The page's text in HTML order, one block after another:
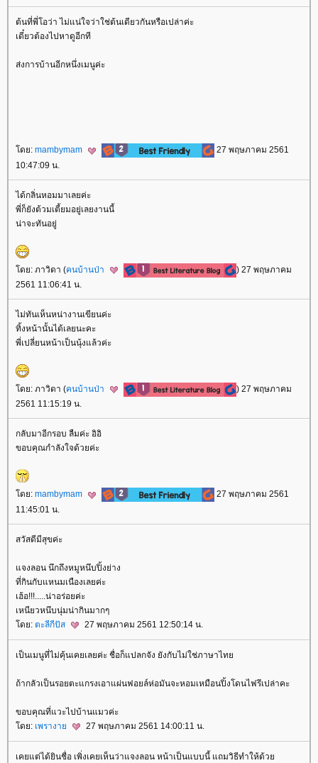
ต้นที่พี่โอว่า ไม่แน่ใจว่าใช่ต้นเดียวกันหรือเปล่าค่ะ
เดี๋ยวต้องไปหาดูอีกที
ส่งการบ้านอีกหนึ่งเมนูค่ะ
ดย: mambymam
27 พฤษภาคม 2561
10:47:09 น.
ได้กลิ่นหอมมาเลยค่ะ
พี่ก็ยังต้วมเตี้ยมอยู่เลยงานนี้
น่าจะทันอยู่
ดย: ภาวิดา (คนบ้านป่า
) 27 พฤษภาคม
2561 11:06:41 น.
ไม่ทันเห็นหน่างานเขียนค่ะ
ทิ้งหน้านั้นได้เลยนะคะ
พี่เปลี่ยนหน้าเป็นนุ้งแล้วค่ะ
ดย: ภาวิดา (คนบ้านป่า
) 27 พฤษภาคม
2561 11:15:19 น.
กลับมาอีกรอบ ลืมค่ะ อิอิ
ขอบคุณกำลังใจด้วยค่ะ
ดย: mambymam
27 พฤษภาคม 2561
11:45:01 น.
สวัสดีมีสุขค่ะ
จงลอน นึกถึงหมูหนึบปิ้งย่าง
ที่กินกับแหนมเนืองเลยค่ะ
เฮ้อ!!!.....น่าอร่อยค่ะ
เหนียวหนึบนุ่มน่ากินมากๆ
ดย: ตะลีกีปัส 27 พฤษภาคม 2561 12:50:14 น.
เป็นเมนูที่ไม่คุ้นเคยเลยค่ะ ชื่อก็แปลกจัง ยังกับไม่ใช่ภาษาไท
ถ้ากลัวเป็นรอยตะแกรงเอาแผ่นฟอยล์ห่อมันจะหอมเหมือนปิ้งโดนไฟรึเปล่าคะ
ขอบคุณที่แวะไปบ้านแมวค่ะ
ดย: เพรางา 27 พฤษภาคม 2561 14:00:11 น.
เคยแต่ได้ยินชื่อ เพิ่งเคยเห็นว่าแจงลอน หน้าเป็นแบบนี้ แถมวิธีทำให้ด้ว